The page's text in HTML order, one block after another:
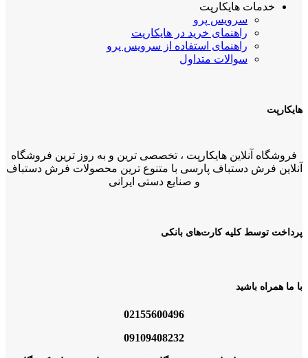
خدمات هایکارپت
سرویس پرو
راهنمای خرید در هایکارپت
راهنمای استفاده از سرویس پرو
سوالات متداول
هایکارپت
فروشگاه آنلاین هایکارپت ، تخصصی ترین و به روز ترین فروشگاه
آنلاین فرش دستباف پارسی با متنوع ترین محصولات فرش دستباف
و صنایع دستی ایرانی
پرداخت توسط کلیه کارت‌های بانکی
با ما همراه باشید
02155600496
09109408232